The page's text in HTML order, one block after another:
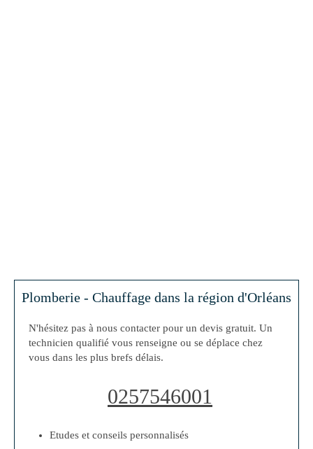
Plomberie - Chauffage dans la région d'Orléans
N'hésitez pas à nous contacter pour un devis gratuit. Un
technicien qualifié vous renseigne ou se déplace chez
vous dans les plus brefs délais.
0257546001
Etudes et conseils personnalisés